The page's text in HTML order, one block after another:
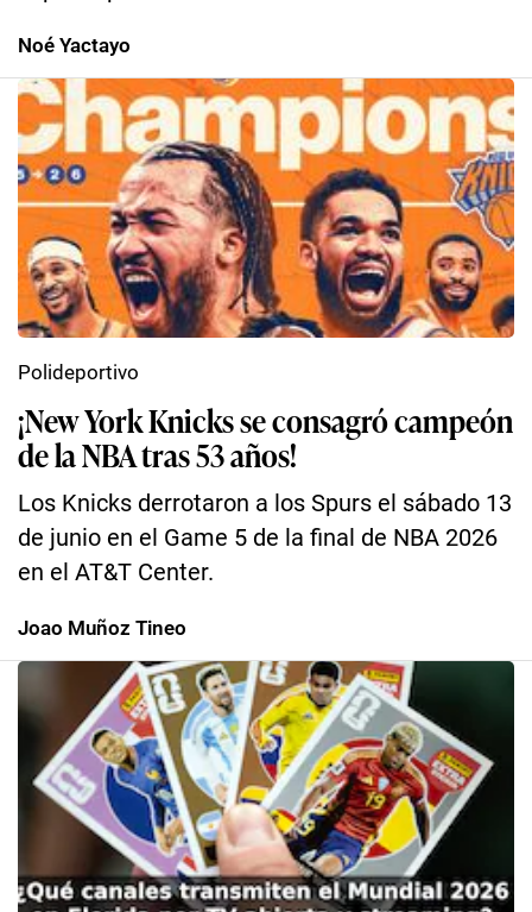
Noé Yactayo
¡New York Knicks se consagró campeón
de la NBA tras 53 años!
Los Knicks derrotaron a los Spurs el sábado 13
de junio en el Game 5 de la final de NBA 2026
en el AT&T Center.
Polideportivo
Joao Muñoz Tineo